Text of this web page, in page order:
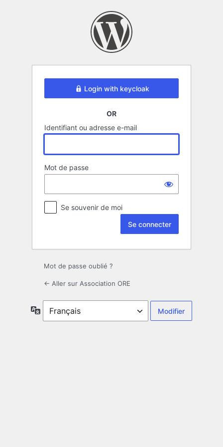
Login with keycloak
OR
Identifiant ou adresse e-mail
Mot de passe
Se souvenir de moi
Mot de passe oublié ?
← Aller sur Association ORE
Langue